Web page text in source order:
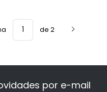
de 2
por e-mail